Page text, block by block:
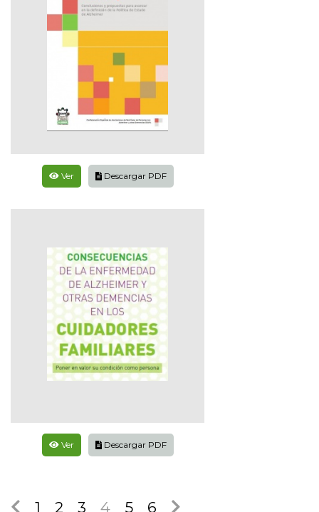
Ver Descargar PDF
Ver Descargar PDF
1 2 3 4 5 6